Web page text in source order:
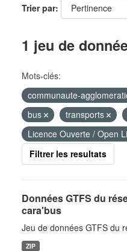
Trier par
1 jeu de
Mots-clés:
communaute-
bus
transports
Licence Ouverte / Open
Filtrer les resultats
Données GTFS du
cara'bus
Jeu de données GTFS du
ZIP